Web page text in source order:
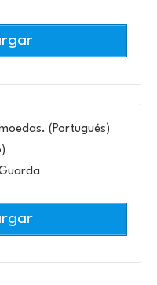
(Portugués)